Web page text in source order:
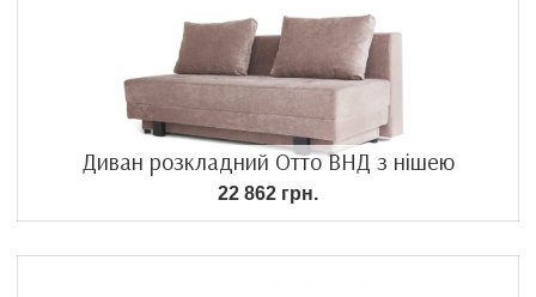
Диван розкладний Отто ВНД з нішею
22 862 грн.